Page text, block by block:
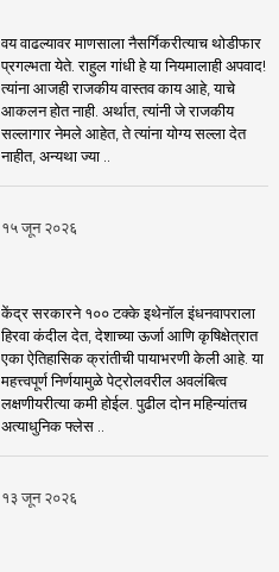
वय वाढल्यावर माणसाला नैसर्गिकरीत्याच थोडीफार
प्रगल्भता येते. राहुल गांधी हे या नियमालाही अपवाद!
त्यांना आजही राजकीय वास्तव काय आहे, याचे
आकलन होत नाही. अर्थात, त्यांनी जे राजकीय
सल्लागार नेमले आहेत, ते त्यांना योग्य सल्ला देत
नाहीत, अन्यथा ज्या ..
१५ जून २०२६
केंद्र सरकारने १०० टक्के इथेनॉल इंधनवापराला
हिरवा कंदील देत, देशाच्या ऊर्जा आणि कृषिक्षेत्रात
एका ऐतिहासिक क्रांतीची पायाभरणी केली आहे. या
महत्त्वपूर्ण निर्णयामुळे पेट्रोलवरील अवलंबित्व
लक्षणीयरीत्या कमी होईल. पुढील दोन महिन्यांतच
अत्याधुनिक फ्लेस ..
१३ जून २०२६